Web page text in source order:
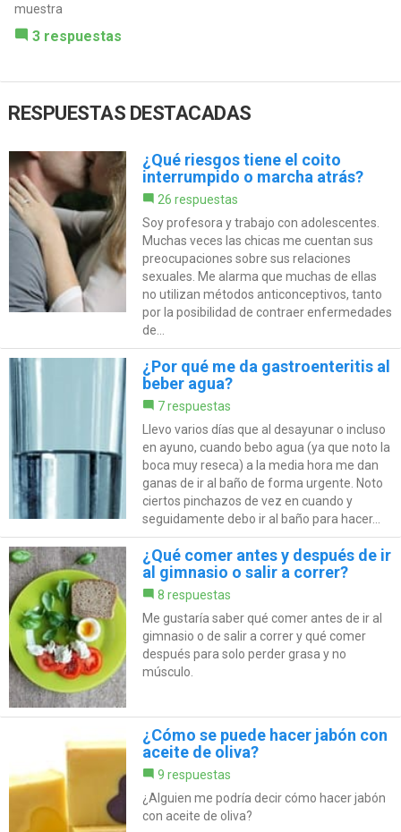
muestra
3 respuestas
RESPUESTAS DESTACADAS
¿Qué riesgos tiene el coito
interrumpido o marcha atrás?
26 respuestas
Soy profesora y trabajo con adolescentes.
Muchas veces las chicas me cuentan sus
preocupaciones sobre sus relaciones
sexuales. Me alarma que muchas de ellas
no utilizan métodos anticonceptivos, tanto
por la posibilidad de contraer enfermedades
de...
¿Por qué me da gastroenteritis al
beber agua?
7 respuestas
Llevo varios días que al desayunar o incluso
en ayuno, cuando bebo agua (ya que noto la
boca muy reseca) a la media hora me dan
ganas de ir al baño de forma urgente. Noto
ciertos pinchazos de vez en cuando y
seguidamente debo ir al baño para hacer...
¿Qué comer antes y después de ir
al gimnasio o salir a correr?
8 respuestas
Me gustaría saber qué comer antes de ir al
gimnasio o de salir a correr y qué comer
después para solo perder grasa y no
músculo.
¿Cómo se puede hacer jabón con
aceite de oliva?
9 respuestas
¿Alguien me podría decir cómo hacer jabón
con aceite de oliva?